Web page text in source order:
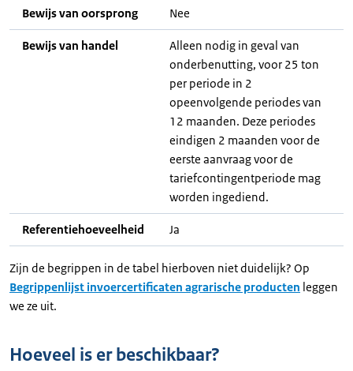
Bewijs van oorsprong Nee
Bewijs van handel
Alleen nodig in geval van
onderbenutting, voor 25 ton
per periode in 2
opeenvolgende periodes van
12 maanden. Deze periodes
eindigen 2 maanden voor de
eerste aanvraag voor de
tariefcontingentperiode mag
worden ingediend.
Referentiehoeveelheid Ja
Zijn de begrippen in de tabel hierboven niet duidelijk? Op
Begrippenlijst invoercertificaten agrarische producten leggen
we ze uit.
Hoeveel is er beschikbaar?